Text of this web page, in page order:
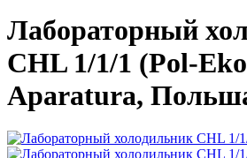
Лабораторный
CHL 1/1/1 (Pol-
Aparatura,